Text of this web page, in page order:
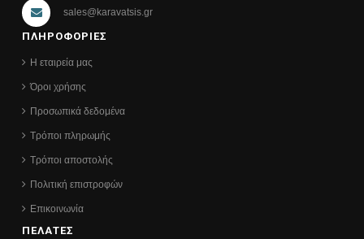
sales@karavatsis.gr
ΠΛΗΡΟΦΟΡΙΕΣ
Η εταιρεία μας
Όροι χρήσης
Προσωπικά δεδομένα
Τρόποι πληρωμής
Τρόποι αποστολής
Πολιτική επιστροφών
Επικοινωνία
ΠΕΛΑΤΕΣ